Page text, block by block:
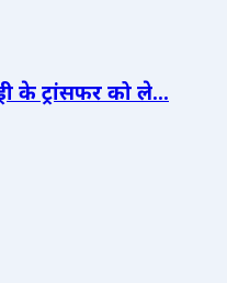
के ट्रांसफर को ले...